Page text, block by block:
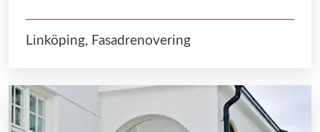
Linköping, Fasadrenovering